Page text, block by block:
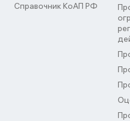
Справочник КоАП РФ